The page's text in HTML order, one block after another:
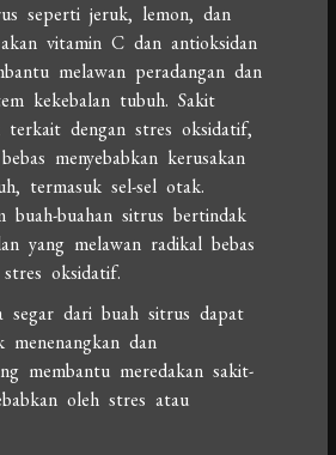
seperti jeruk, lemon, dan
vitamin C dan antioksidan
melawan peradangan dan
kekebalan tubuh. Sakit
terkait dengan stres oksidatif,
menyebabkan kerusakan
termasuk sel-sel otak.
buah-buahan sitrus bertindak
yang melawan radikal bebas
oksidatif.
segar dari buah sitrus dapat
menenangkan dan
membantu meredakan sakit-
oleh stres atau